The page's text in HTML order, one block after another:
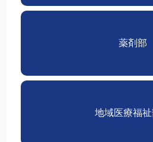
薬剤部
地域医療福祉